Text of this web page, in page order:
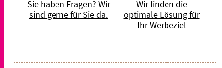
Sie haben Fragen? Wir
sind gerne für Sie da.
Wir finden die
optimale Lösung für
Ihr Werbeziel